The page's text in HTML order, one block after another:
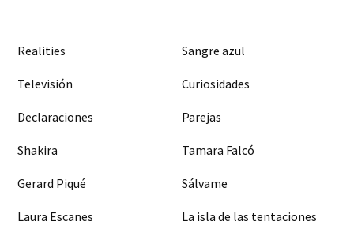
Realities Sangre azul
Televisión Curiosidades
Declaraciones Parejas
Shakira Tamara Falcó
Gerard Piqué Sálvame
Laura Escanes La isla de las tentaciones